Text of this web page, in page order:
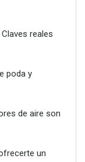
un vivero
reales
poda y
de aire son
un